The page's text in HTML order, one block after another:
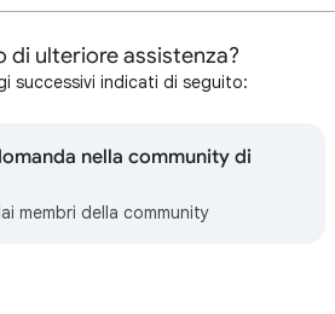
di ulteriore assistenza?
successivi indicati di seguito:
nella community di
membri della community